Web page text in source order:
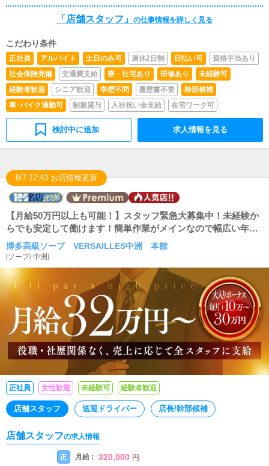
「店舗スタッフ」 の仕事情報を詳しく見る
こだわり条件
正社員 アルバイト 土日のみ可 週休2日制 日払い可
資格手当あり
社会保険完備
交通費支給 寮・社宅あり 研修あり
未経験可
経験者歓迎
シニア歓迎 学歴不問 履歴書不要
幹部候補
車･バイク通勤可
制服貸与 入社祝い金支給 在宅ワーク可
検討中に追加 求人情報を見る
8/7 12:43 お店情報更新
【月給50万円以上も可能！】スタッフ緊急大募集中！未経験か
らでも安定して働けます！簡単作業がメインなので幅広い年代
の方が働ける職場です！
博多高級ソープ VERSAILLES中洲 本館
[ソープ/中洲]
正社員 女性歓迎 未経験可 経験者歓迎
店舗スタッフ 送迎ドライバー 店長/幹部候補
店舗スタッフの求人情報
正 月給 : 320,000 円